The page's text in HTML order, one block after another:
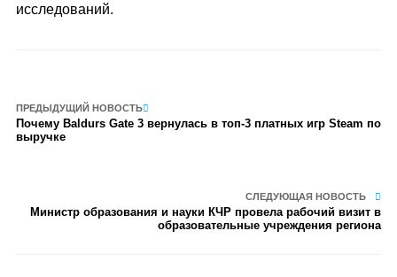
исследований.
ПРЕДЫДУЩИЙ НОВОСТЬ
Почему Baldurs Gate 3 вернулась в топ-3 платных игр Steam по
выручке
СЛЕДУЮЩАЯ НОВОСТЬ
Министр образования и науки КЧР провела рабочий визит в
образовательные учреждения региона